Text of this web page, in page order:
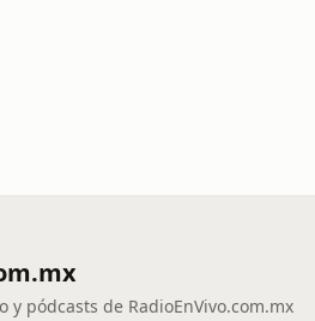
y pódcasts de RadioEnVivo.com.mx